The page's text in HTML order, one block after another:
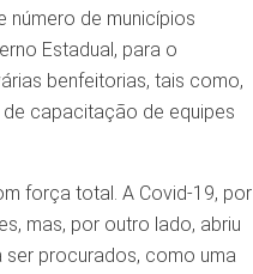
número de municípios
Estadual, para o
benfeitorias, tais como,
capacitação de equipes
força total. A Covid-19, por
mas, por outro lado, abriu
procurados, como uma